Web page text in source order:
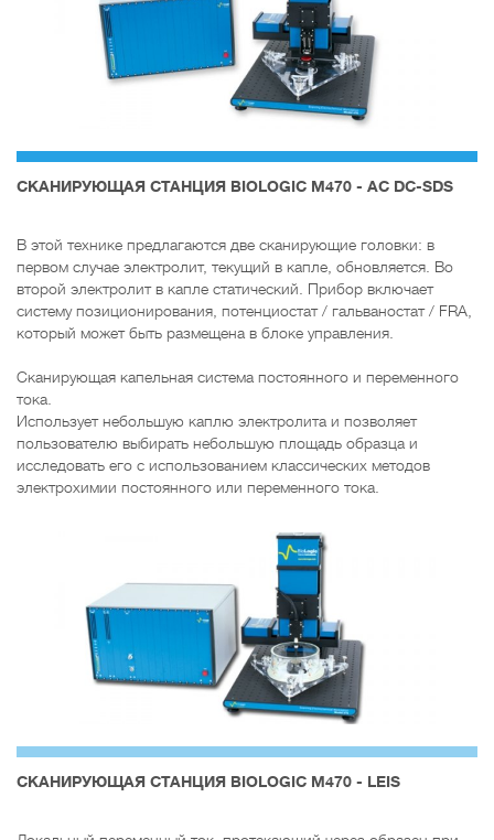
CКАНИРУЮЩАЯ СТАНЦИЯ BIOLOGIC M470 - AC DC-SDS
В этой технике предлагаются две сканирующие головки: в
первом случае электролит, текущий в капле, обновляется. Во
второй электролит в капле статический. Прибор включает
систему позиционирования, потенциостат / гальваностат / FRA,
который может быть размещена в блоке управления.
Сканирующая капельная система постоянного и переменного
тока.
Использует небольшую каплю электролита и позволяет
пользователю выбирать небольшую площадь образца и
исследовать его с использованием классических методов
электрохимии постоянного или переменного тока.
CКАНИРУЮЩАЯ СТАНЦИЯ BIOLOGIC M470 - LEIS